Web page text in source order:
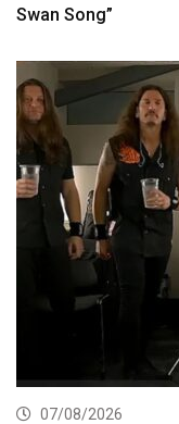
Swan Song”
07/08/2026